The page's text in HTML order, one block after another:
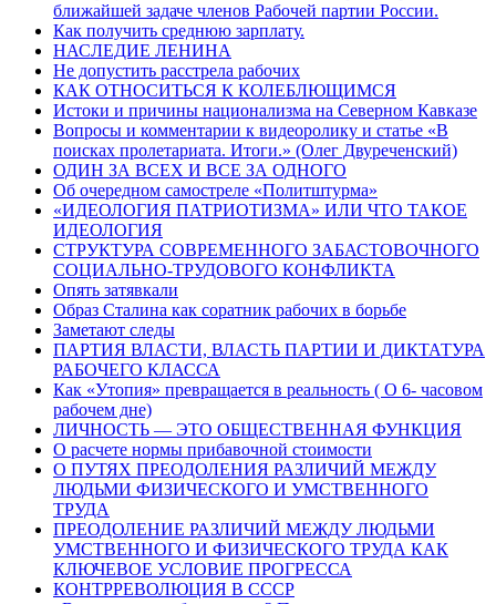
ближайшей задаче членов Рабочей партии России.
Как получить среднюю зарплату.
НАСЛЕДИЕ ЛЕНИНА
Не допустить расстрела рабочих
КАК ОТНОСИТЬСЯ К КОЛЕБЛЮЩИМСЯ
Истоки и причины национализма на Северном Кавказе
Вопросы и комментарии к видеоролику и статье «В
поисках пролетариата. Итоги.» (Олег Двуреченский)
ОДИН ЗА ВСЕХ И ВСЕ ЗА ОДНОГО
Об очередном самостреле «Политштурма»
«ИДЕОЛОГИЯ ПАТРИОТИЗМА» ИЛИ ЧТО ТАКОЕ
ИДЕОЛОГИЯ
СТРУКТУРА СОВРЕМЕННОГО ЗАБАСТОВОЧНОГО
СОЦИАЛЬНО-ТРУДОВОГО КОНФЛИКТА
Опять затявкали
Образ Сталина как соратник рабочих в борьбе
Заметают следы
ПАРТИЯ ВЛАСТИ, ВЛАСТЬ ПАРТИИ И ДИКТАТУРА
РАБОЧЕГО КЛАССА
Как «Утопия» превращается в реальность ( О 6- часовом
рабочем дне)
ЛИЧНОСТЬ — ЭТО ОБЩЕСТВЕННАЯ ФУНКЦИЯ
О расчете нормы прибавочной стоимости
О ПУТЯХ ПРЕОДОЛЕНИЯ РАЗЛИЧИЙ МЕЖДУ
ЛЮДЬМИ ФИЗИЧЕСКОГО И УМСТВЕННОГО
ТРУДА
ПРЕОДОЛЕНИЕ РАЗЛИЧИЙ МЕЖДУ ЛЮДЬМИ
УМСТВЕННОГО И ФИЗИЧЕСКОГО ТРУДА КАК
КЛЮЧЕВОЕ УСЛОВИЕ ПРОГРЕССА
КОНТРРЕВОЛЮЦИЯ В СССР